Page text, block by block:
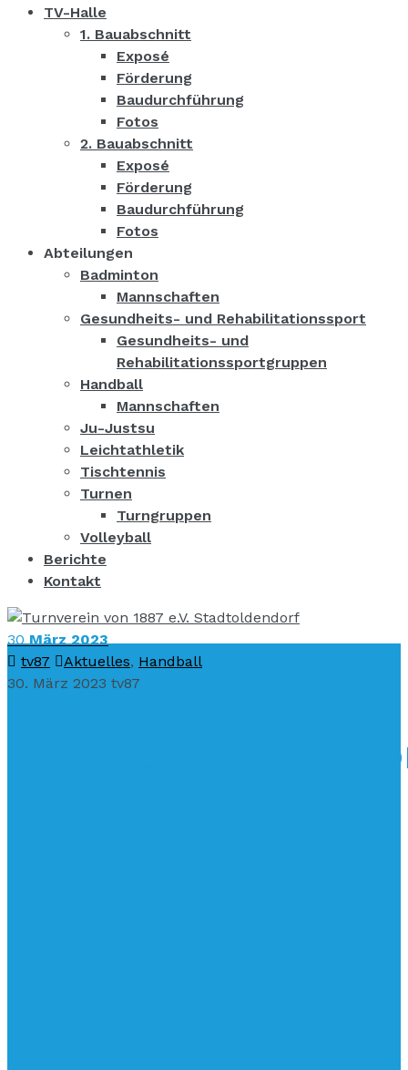
TV-Halle
1. Bauabschnitt
Exposé
Förderung
Baudurchführung
Fotos
2. Bauabschnitt
Exposé
Förderung
Baudurchführung
Fotos
Abteilungen
Badminton
Mannschaften
Gesundheits- und Rehabilitationssport
Gesundheits- und
Rehabilitationssportgruppen
Handball
Mannschaften
Ju-Justsu
Leichtathletik
Tischtennis
Turnen
Turngruppen
Volleyball
Berichte
Kontakt
30 März 2023
tv87
Aktuelles, Handball
30. März 2023 tv87
TV 87